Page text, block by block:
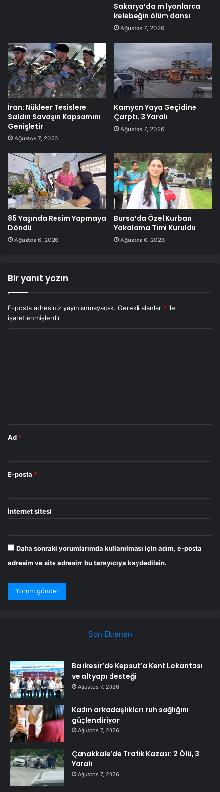
Sakarya’da milyonlarca
kelebeğin ölüm dansı
Ağustos 7, 2026
İran: Nükleer Tesislere
Saldırı Savaşın Kapsamını
Genişletir
Ağustos 7, 2026
Kamyon Yaya Geçidine
Çarptı, 3 Yaralı
Ağustos 7, 2026
85 Yaşında Resim Yapmaya
Döndü
Ağustos 6, 2026
Bursa’da Özel Kurban
Yakalama Timi Kuruldu
Ağustos 6, 2026
Bir yanıt yazın
E-posta adresiniz yayınlanmayacak. Gerekli alanlar * ile
işaretlenmişlerdir
Ad *
E-posta *
İnternet sitesi
Daha sonraki yorumlarımda kullanılması için adım, e-posta
adresim ve site adresim bu tarayıcıya kaydedilsin.
Son Eklenen
Balıkesir’de Kepsut’a Kent Lokantası
ve altyapı desteği
Ağustos 7, 2026
Kadın arkadaşlıkları ruh sağlığını
güçlendiriyor
Ağustos 7, 2026
Çanakkale’de Trafik Kazası: 2 Ölü, 3
Yaralı
Ağustos 7, 2026